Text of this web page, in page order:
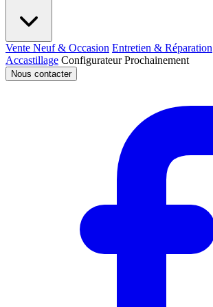
Vente Neuf & Occasion Entretien & Réparation
Accastillage ConfigurateurProchainement
Nous contacter